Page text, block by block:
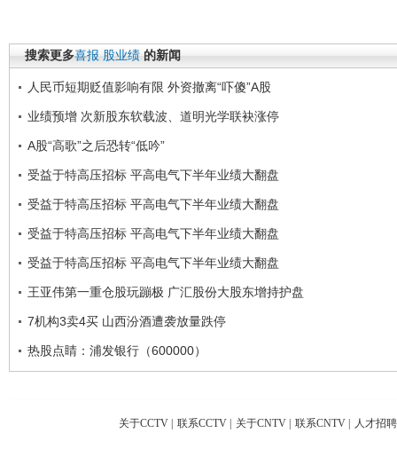
搜索更多喜报 股业绩 的新闻
人民币短期贬值影响有限 外资撤离“吓傻”A股
业绩预增 次新股东软载波、道明光学联袂涨停
A股“高歌”之后恐转“低吟”
受益于特高压招标 平高电气下半年业绩大翻盘
受益于特高压招标 平高电气下半年业绩大翻盘
受益于特高压招标 平高电气下半年业绩大翻盘
受益于特高压招标 平高电气下半年业绩大翻盘
王亚伟第一重仓股玩蹦极 广汇股份大股东增持护盘
7机构3卖4买 山西汾酒遭袭放量跌停
热股点睛：浦发银行（600000）
关于CCTV | 联系CCTV | 关于CNTV | 联系CNTV | 人才招聘